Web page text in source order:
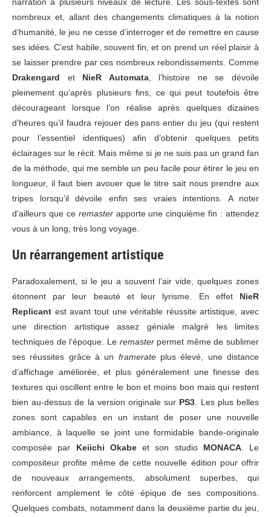
nombreux et, allant des changements climatiques à la notion
d’humanité, le jeu ne cesse d’interroger et de remettre en cause
ses idées. C’est habile, souvent fin, et on prend un réel plaisir à
se laisser prendre par ces nombreux rebondissements. Comme
Drakengard et NieR Automata, l’histoire ne se dévoile
pleinement qu’après plusieurs fins, ce qui peut toutefois être
décourageant lorsque l’on réalise après quelques dizaines
d’heures qu’il faudra rejouer des pans entier du jeu (qui restent
pour l’essentiel identiques) afin d’obtenir quelques petits
éclairages sur le récit. Mais même si je ne suis pas un grand fan
de la méthode, qui me semble un peu facile pour étirer le jeu en
longueur, il faut bien avouer que le titre sait nous prendre aux
tripes lorsqu’il dévoile enfin ses vraies intentions. A noter
d’ailleurs que ce remasterapporte une cinquième fin : attendez
vous à un long, très long voyage.
Un réarrangement artistique
Paradoxalement, si le jeu a souvent l’air vide, quelques zones
étonnent par leur beauté et leur lyrisme. En effet NieR
Replicant est avant tout une véritable réussite artistique, avec
une direction artistique assez géniale malgré les limites
techniques de l’époque. Le remasterpermet même de sublimer
ses réussites grâce à un framerateplus élevé, une distance
d’affichage améliorée, et plus généralement une finesse des
textures qui oscillent entre le bon et moins bon mais qui restent
bien au-dessus de la version originale sur PS3 . Les plus belles
zones sont capables en un instant de poser une nouvelle
ambiance, à laquelle se joint une formidable bande-originale
composée par Keiichi Okabeet son studio MONACA. Le
compositeur profite même de cette nouvelle édition pour offrir
de nouveaux arrangements, absolument superbes, qui
renforcent amplement le côté épique de ses compositions.
Quelques combats, notamment dans la deuxième partie du jeu,